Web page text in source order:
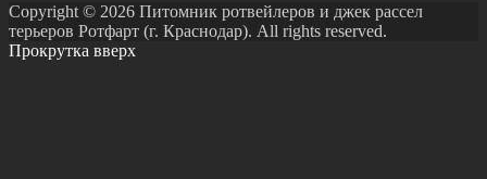
Copyright © 2026 Питомник ротвейлеров и джек рассел
терьеров Ротфарт (г. Краснодар). All rights reserved.
Прокрутка вверх